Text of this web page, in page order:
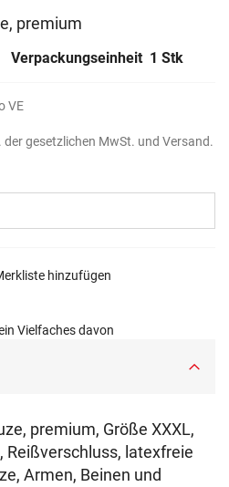
premium
Verpackungseinheit 1 Stk
VE
der gesetzlichen MwSt. und Versand.
hinzufügen
Vielfaches davon
premium, Größe XXXL,
Reißverschluss, latexfreie
Armen, Beinen und